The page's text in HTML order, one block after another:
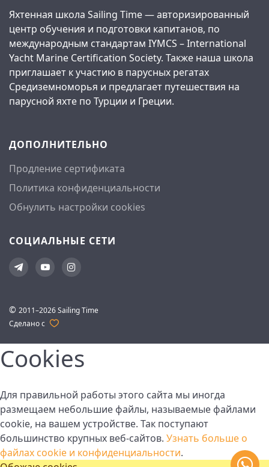
Яхтенная школа Sailing Time — авторизированный
центр обучения и подготовки капитанов, по
международным стандартам IYMCS – International
Yacht Marine Certification Society. Также наша школа
приглашает к участию в парусных регатах
Средиземноморья и предлагает путешествия на
парусной яхте по Турции и Греции.
ДОПОЛНИТЕЛЬНО
Продление сертификата
Политика конфиденциальности
Обнулить настройки cookies
СОЦИАЛЬНЫЕ СЕТИ
© 2011–2026 Sailing Time
Сделано с
Cookies
Для правильной работы этого сайта мы иногда
размещаем небольшие файлы, называемые файлами
cookie, на вашем устройстве. Так поступают
большинство крупных веб-сайтов. Узнать больше о
файлах cookie и конфиденциальности.